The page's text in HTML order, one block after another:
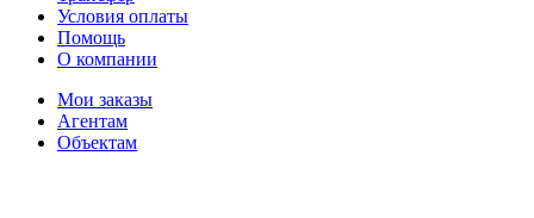
Условия оплаты
Помощь
О компании
Мои заказы
Агентам
Объектам